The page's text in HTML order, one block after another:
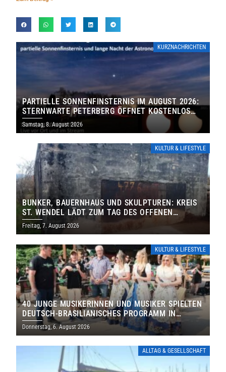
KURZNACHRICHTEN
PARTIELLE SONNENFINSTERNIS IM AUGUST 2026:
STERNWARTE PETERBERG ÖFFNET KOSTENLOS
IHRE TORE
Samstag, 8. August 2026
KULTUR & LIFESTYLE
BUNKER, BAUERNHAUS UND SKULPTUREN: KREIS
ST. WENDEL LÄDT ZUM TAG DES OFFENEN
DENKMALS EIN
Freitag, 7. August 2026
KULTUR & LIFESTYLE
40 JUNGE MUSIKERINNEN UND MUSIKER SPIELTEN
DEUTSCH-BRASILIANISCHES PROGRAMM IN
THOLEY
Donnerstag, 6. August 2026
ALLTAG & GESELLSCHAFT